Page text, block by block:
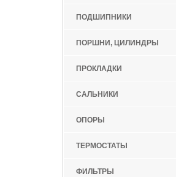
ПОДШИПНИКИ
ПОРШНИ, ЦИЛИНДРЫ
ПРОКЛАДКИ
САЛЬНИКИ
ОПОРЫ
ТЕРМОСТАТЫ
ФИЛЬТРЫ